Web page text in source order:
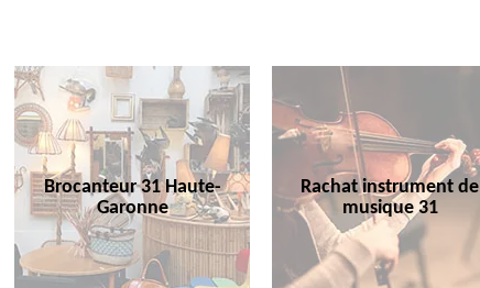
Brocanteur 31 Haute-
Garonne
Rachat instrument de
musique 31